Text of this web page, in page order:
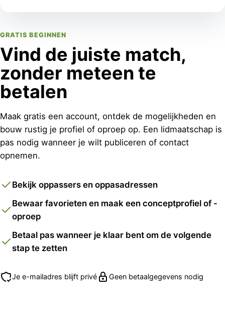
GRATIS BEGINNEN
Vind de juiste match,
zonder meteen te
betalen
Maak gratis een account, ontdek de mogelijkheden en
bouw rustig je profiel of oproep op. Een lidmaatschap is
pas nodig wanneer je wilt publiceren of contact
opnemen.
Bekijk oppassers en oppasadressen
Bewaar favorieten en maak een conceptprofiel of -
oproep
Betaal pas wanneer je klaar bent om de volgende
stap te zetten
Je e-mailadres blijft privé Geen betaalgegevens nodig